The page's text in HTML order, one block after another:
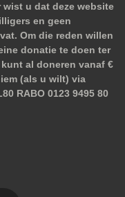
wist u dat deze website
en geen
Om die reden willen
donatie te doen ter
al doneren vanaf €
(als u wilt) via
RABO 0123 9495 80